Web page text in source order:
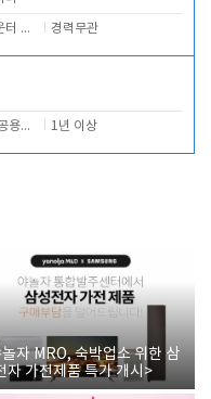
전반적인 카운터 업무 경력무관
호텔객실 및 공용시설 청소 관리 1년 이상
자 MRO, 숙박업소 위한 삼
자 가전제품 특가 개시>